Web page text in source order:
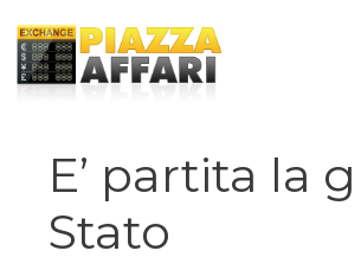
contenuto
E’ partita la
Stato